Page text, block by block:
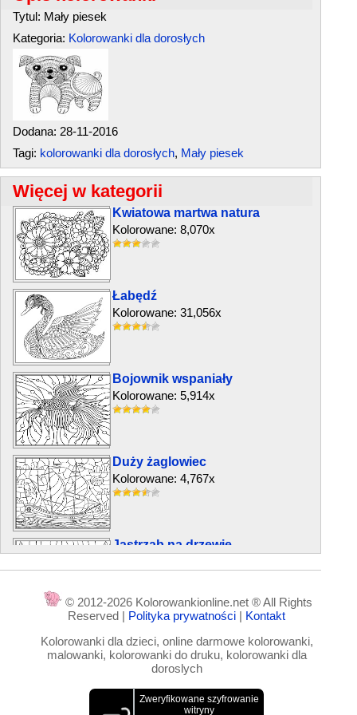
Tytul: Mały piesek
Kategoria: Kolorowanki dla dorosłych
Dodana: 28-11-2016
Tagi: kolorowanki dla dorosłych, Mały piesek
Więcej w kategorii
Kwiatowa martwa natura
Kolorowane: 8,070x
Łabędź
Kolorowane: 31,056x
Bojownik wspaniały
Kolorowane: 5,914x
Duży żaglowiec
Kolorowane: 4,767x
Jastrząb na drzewie
Kolorowane: 3,282x
Statek żaglowy
© 2012-2026 Kolorowankionline.net ® All Rights
Reserved | Polityka prywatności | Kontakt
Kolorowanki dla dzieci, online darmowe kolorowanki,
malowanki, kolorowanki do druku, kolorowanki dla
doroslych